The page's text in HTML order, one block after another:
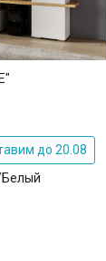
до 20.08
Белый